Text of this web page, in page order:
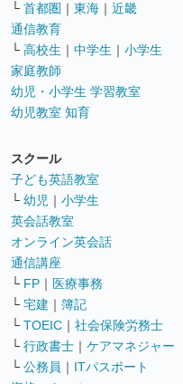
└ 首都圏 ｜ 東海 ｜ 近畿
通信教育
└ 高校生 ｜ 中学生 ｜ 小学生
家庭教師
幼児・小学生 学習教室
幼児教室 知育
スクール
子ども英語教室
└ 幼児 ｜ 小学生
英会話教室
オンライン英会話
通信講座
└ FP ｜ 医療事務
└ 宅建 ｜ 簿記
└ TOEIC ｜ 社会保険労務士
└ 行政書士 ｜ ケアマネジャー
└ 公務員 ｜ ITパスポート